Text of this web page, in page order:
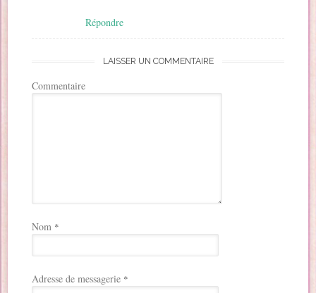
Répondre
LAISSER UN COMMENTAIRE
Commentaire
Nom *
Adresse de messagerie *